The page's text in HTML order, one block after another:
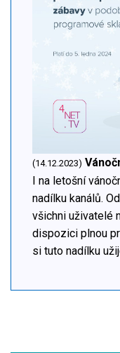
(14.12.2023)
I na letošní
nadílku kanálů.
všichni uživatelé
dispozici plnou
si tuto nadílku